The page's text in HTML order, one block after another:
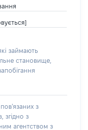
займають
становище,
з
згідно з
агентством з